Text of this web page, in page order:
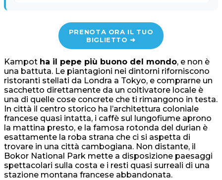
PRENOTA ORA IL TUO
BIGLIETTO ➜
Kampot ha il pepe più buono del mondo, e non è
una battuta. Le piantagioni nei dintorni riforniscono
ristoranti stellati da Londra a Tokyo, e comprarne un
sacchetto direttamente da un coltivatore locale è
una di quelle cose concrete che ti rimangono in testa.
In città il centro storico ha l’architettura coloniale
francese quasi intatta, i caffè sul lungofiume aprono
la mattina presto, e la famosa rotonda del durian è
esattamente la roba strana che ci si aspetta di
trovare in una città cambogiana. Non distante, il
Bokor National Park mette a disposizione paesaggi
spettacolari sulla costa e i resti quasi surreali di una
stazione montana francese abbandonata.